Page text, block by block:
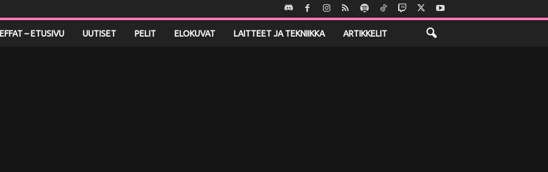
– ETUSIVU UUTISET PELIT ELOKUVAT LAITTEET JA TEKNIIKKA ARTIKKELIT